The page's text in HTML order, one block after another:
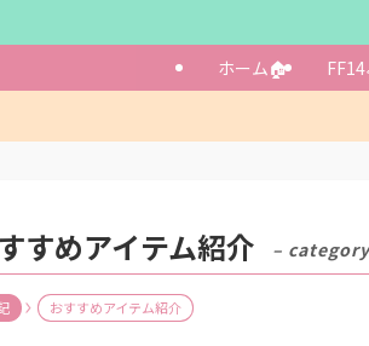
ホーム🏠
すめアイテム紹介 –
おすすめアイテム紹介